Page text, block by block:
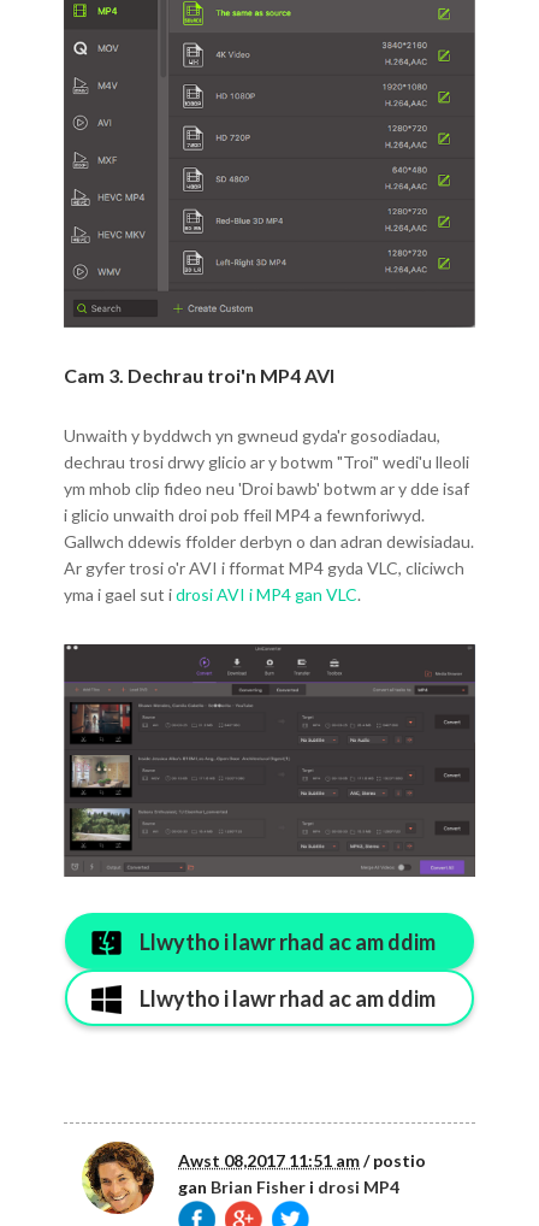
Cam 3. Dechrau troi'n MP4 AVI
Unwaith y byddwch yn gwneud gyda'r gosodiadau,
dechrau trosi drwy glicio ar y botwm "Troi" wedi'u lleoli
ym mhob clip fideo neu 'Droi bawb' botwm ar y dde isaf
i glicio unwaith droi pob ffeil MP4 a fewnforiwyd.
Gallwch ddewis ffolder derbyn o dan adran dewisiadau.
Ar gyfer trosi o'r AVI i fformat MP4 gyda VLC, cliciwch
yma i gael sut idrosi AVI i MP4 gan VLC.
Llwytho i lawr rhad ac am ddim
Llwytho i lawr rhad ac am ddim
Awst 08,2017 11:51 am/ postio
gan Brian Fisher i drosi MP4